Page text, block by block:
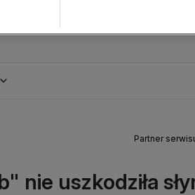
Partner
nie uszkodziła